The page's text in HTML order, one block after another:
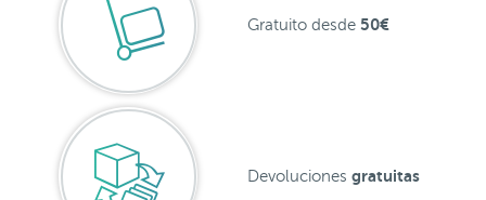
Gratuito desde 50€
Devoluciones gratuitas